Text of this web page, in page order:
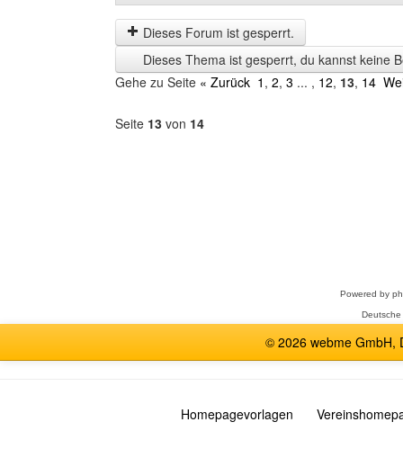
der
letzten
Zeit
anzeigen
by
Dieses Forum ist gesperrt.
Dieses Thema ist gesperrt, du kannst keine
Gehe zu Seite « Zurück 1 , 2, 3 ... , 12, 13, 14
Seite 13 von 14
Powered by
© 2026 webme GmbH,
Homepagevorlagen